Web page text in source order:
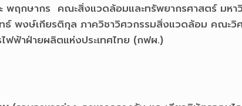
พฤกษากร คณะสิ่งแวดล้อมและทรัพยากรศาสตร์ มหา
ธ์ พงษ์เกียรติกุล ภาควิชาวิศวกรรมสิ่งแวดล้อม คณะวิ
ฟฟ้าฝ่ายผลิตแห่งประเทศไทย (กฟผ.)